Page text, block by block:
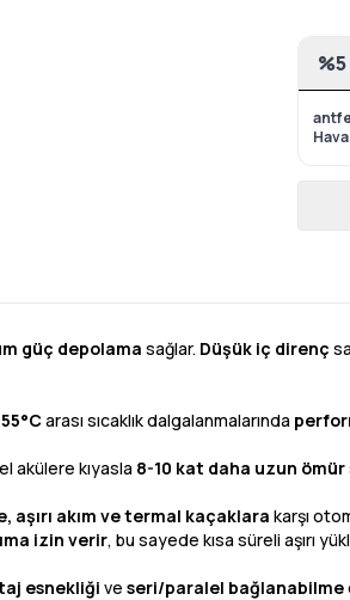
güç depolama sağlar. Düşük iç direnç
arası sıcaklık dalgalanmalarında
akülere kıyasla 8-10 kat daha uzun ömür
aşırı akım ve termal kaçaklara karşı
izin verir, bu sayede kısa süreli aşırı
esnekliği ve seri/paralel bağlanabilme